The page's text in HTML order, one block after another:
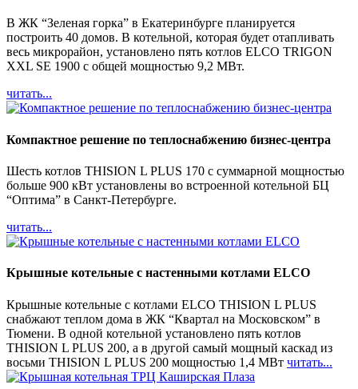
В ЖК “Зеленая горка” в Екатеринбурге планируется
построить 40 домов. В котельной, которая будет отапливать
весь микрорайон, установлено пять котлов ELCO TRIGON
XXL SE 1900 с общей мощностью 9,2 МВт.
читать...
Компактное решение по теплоснабжению бизнес-центра
Шесть котлов THISION L PLUS 170 с суммарной мощностью
больше 900 кВт установлены во встроенной котельной БЦ
“Оптима” в Санкт-Петербурге.
читать...
Крышные котельные с настенными котлами ELCO
Крышные котельные с котлами ELCO THISION L PLUS
снабжают теплом дома в ЖК “Квартал на Московском” в
Тюмени. В одной котельной установлено пять котлов
THISION L PLUS 200, а в другой самый мощный каскад из
восьми THISION L PLUS 200 мощностью 1,4 МВт читать...